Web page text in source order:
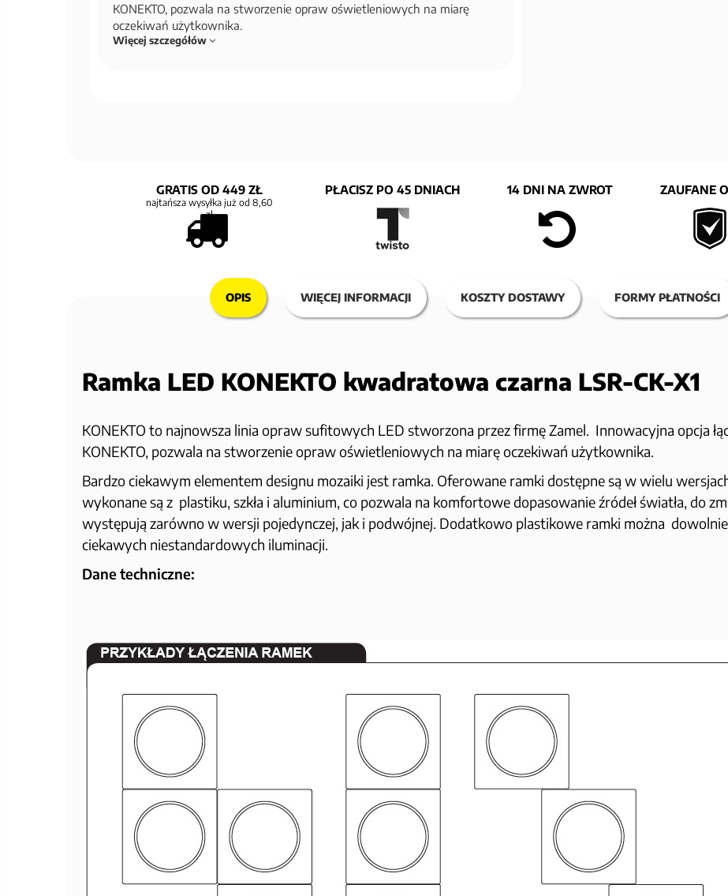
KONEKTO, pozwala na stworzenie opraw oświetleniowych na miarę
oczekiwań użytkownika.
Więcej szczegółów
GRATIS OD 449 ZŁ
najtańsza wysyłka już od 8,60
zł
PŁACISZ PO 45 DNIACH 14 DNI NA ZWROT ZAUFANE
OPIS WIĘCEJ INFORMACJI KOSZTY DOSTAWY FORMY PŁATNOŚCI
Ramka LED KONEKTO kwadratowa czarna LSR-CK-X1
KONEKTO to najnowsza linia opraw sufitowych LED stworzona przez firmę Zamel. Innowacyjna opcja
KONEKTO, pozwala na stworzenie opraw oświetleniowych na miarę oczekiwań użytkownika.
Bardzo ciekawym elementem designu mozaiki jest ramka. Oferowane ramki dostępne są w wielu
wykonane są z plastiku, szkła i aluminium, co pozwala na komfortowe dopasowanie źródeł światła, do
występują zarówno w wersji pojedynczej, jak i podwójnej. Dodatkowo plastikowe ramki można dowolnie
ciekawych niestandardowych iluminacji.
Dane techniczne: